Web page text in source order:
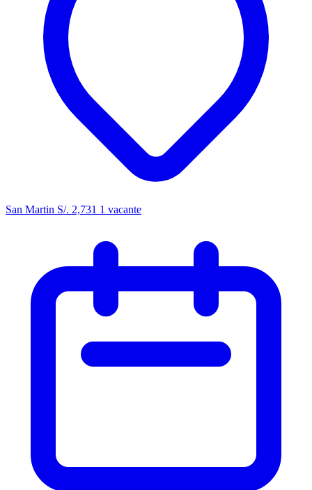
San Martin S/. 2,731 1 vacante